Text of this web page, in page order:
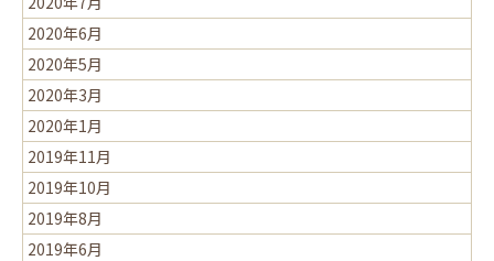
2020年6月
2020年5月
2020年3月
2020年1月
2019年11月
2019年10月
2019年8月
2019年6月